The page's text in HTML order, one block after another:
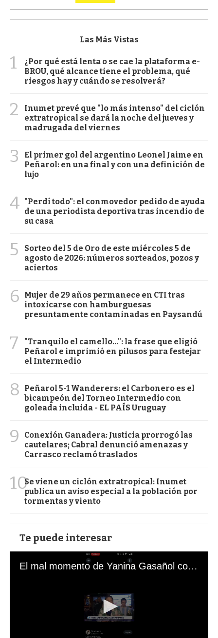
Las Más Vistas
1
¿Por qué está lenta o se cae la plataforma e-
BROU, qué alcance tiene el problema, qué
riesgos hay y cuándo se resolverá?
2
Inumet prevé que "lo más intenso" del ciclón
extratropical se dará la noche del jueves y
madrugada del viernes
3
El primer gol del argentino Leonel Jaime en
Peñarol: en una final y con una definición de
lujo
4 "Perdí todo": el conmovedor pedido de ayuda
de una periodista deportiva tras incendio de
su casa
5
Sorteo del 5 de Oro de este miércoles 5 de
agosto de 2026: números sorteados, pozos y
aciertos
6
Mujer de 29 años permanece en CTI tras
intoxicarse con hamburguesas
presuntamente contaminadas en Paysandú
7
"Tranquilo el camello...": la frase que eligió
Peñarol e imprimió en pilusos para festejar
el Intermedio
8
Peñarol 5-1 Wanderers: el Carbonero es el
bicampeón del Torneo Intermedio con
goleada incluida - EL PAÍS Uruguay
9
Conexión Ganadera: Justicia prorrogó las
cautelares; Cabral denunció amenazas y
Carrasco reclamó traslados
10Se viene un ciclón extratropical: Inumet
publica un aviso especial a la población por
tormentas y viento
Te puede interesar
El mal momento de Yanina Gasañol con un hincha argentino en "Subrayado"